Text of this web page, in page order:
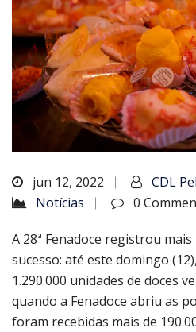
jun 12, 2022
CDL
Notícias
0
A 28ª Fenadoce registrou
sucesso: até este domingo
1.290.000 unidades de doces
quando a Fenadoce abriu as
foram recebidas mais de